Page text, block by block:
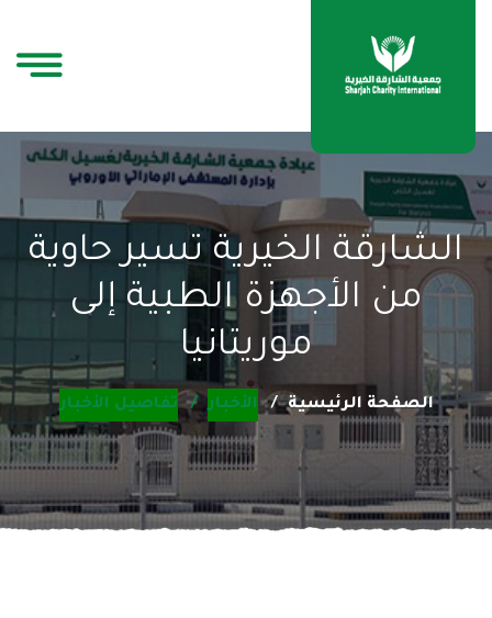
الشارقة الخيرية تسير حاوية
من الأجهزة الطبية إلى
موريتانيا
الصفحة الرئيسية الأخبار تفاصيل الأخبار